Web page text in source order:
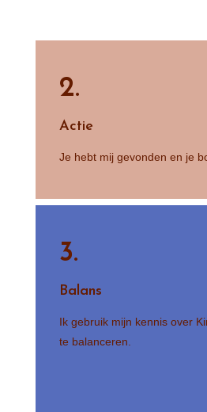
2.
Actie
Je hebt mij gevonden en je
3.
Balans
Ik gebruik mijn kennis over
te balanceren.